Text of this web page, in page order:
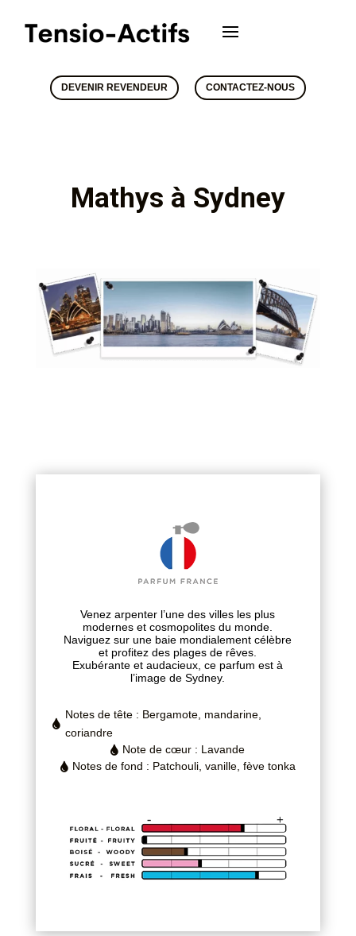
DEVENIR REVENDEUR CONTACTEZ-NOUS
Mathys à Sydney
Venez arpenter l’une des villes les plus
modernes et cosmopolites du monde.
Naviguez sur une baie mondialement célèbre
et profitez des plages de rêves.
Exubérante et audacieux, ce parfum est à
l’image de Sydney.

Notes de tête : Bergamote, mandarine,
coriandre
 Note de cœur : Lavande
 Notes de fond : Patchouli, vanille, fève tonka